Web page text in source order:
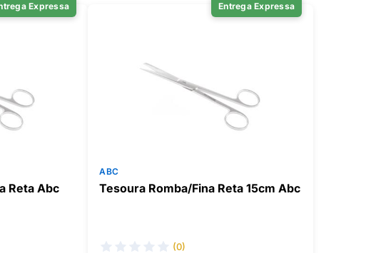
Expressa
Reta Abc
Entrega Expressa
ABC
Tesoura Romba/Fina Reta 15cm Abc
(0)